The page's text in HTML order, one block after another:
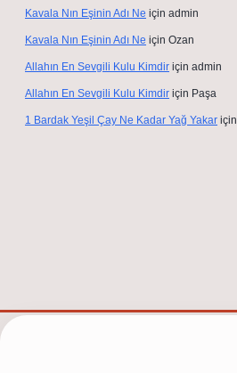
Kavala Nın Eşinin Adı Ne için admin
Kavala Nın Eşinin Adı Ne için Ozan
Allahın En Sevgili Kulu Kimdir için admin
Allahın En Sevgili Kulu Kimdir için Paşa
1 Bardak Yeşil Çay Ne Kadar Yağ Yakar için
adresihttps://tulipbett.net/